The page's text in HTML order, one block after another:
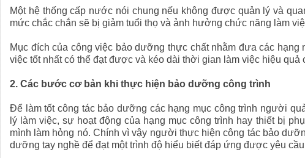
Một hệ thống cấp nước nói chung nếu không được quản lý và
mức chắc chắn sẽ bị giảm tuổi thọ và ảnh hưởng chức năng làm
Mục đích của công việc bảo dưỡng thực chất nhằm đưa các hạng
việc tốt nhất có thể đạt được và kéo dài thời gian làm việc hiệu quả
2. Các bước cơ bản khi thực hiện bảo dưỡng công trình
Để làm tốt công tác bảo dưỡng các hạng mục công trình người
lý làm việc, sự hoạt động của hạng mục công trình hay thiết bị
mình làm hỏng nó. Chính vì vậy người thực hiện công tác bảo
dưỡng tay nghề để đạt một trình độ hiểu biết đáp ứng được yêu